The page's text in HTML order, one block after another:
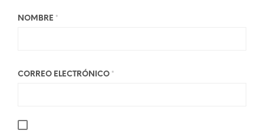
NOMBRE *
CORREO ELECTRÓNICO *